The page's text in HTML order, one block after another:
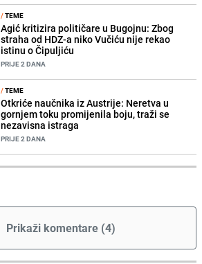
/TEME
Agić kritizira političare u Bugojnu: Zbog
straha od HDZ-a niko Vučiću nije rekao
istinu o Čipuljiću
PRIJE 2 DANA
/TEME
Otkriće naučnika iz Austrije: Neretva u
gornjem toku promijenila boju, traži se
nezavisna istraga
PRIJE 2 DANA
Prikaži komentare (4)